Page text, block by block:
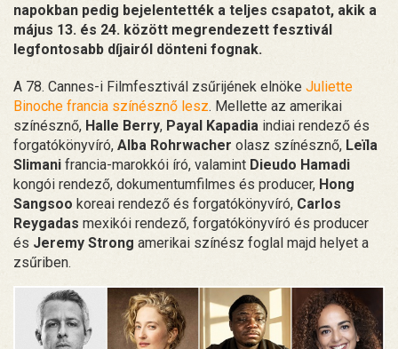
napokban pedig bejelentették a teljes csapatot, akik a
május 13. és 24. között megrendezett fesztivál
legfontosabb díjairól dönteni fognak.
A 78. Cannes-i Filmfesztivál zsűrijének elnöke Juliette
Binoche francia színésznő lesz. Mellette az amerikai
színésznő, Halle Berry, Payal Kapadia indiai rendező és
forgatókönyvíró, Alba Rohrwacher olasz színésznő, Leïla
Slimani francia-marokkói író, valamint Dieudo Hamadi
kongói rendező, dokumentumfilmes és producer, Hong
Sangsoo koreai rendező és forgatókönyvíró, Carlos
Reygadas mexikói rendező, forgatókönyvíró és producer
és Jeremy Strong amerikai színész foglal majd helyet a
zsűriben.